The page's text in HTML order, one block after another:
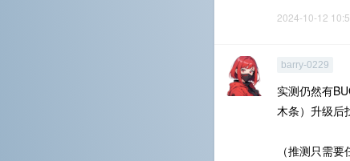
2024-10-12
barry-0229
实测仍然有
木条）升级后
（推测只需